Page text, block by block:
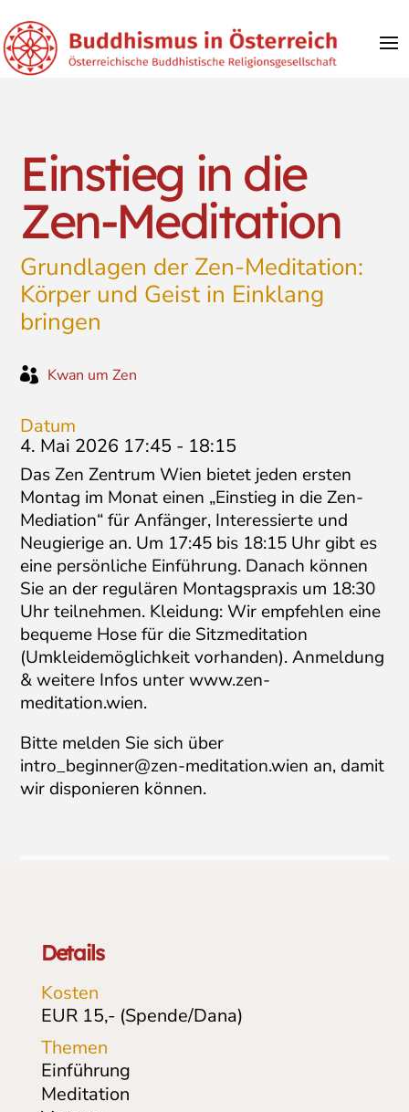
Einstieg in die
Zen-Meditation
Grundlagen der Zen-Meditation:
Körper und Geist in Einklang
bringen
 Kwan um Zen
Datum
4. Mai 2026 17:45 - 18:15
Das Zen Zentrum Wien bietet jeden ersten
Montag im Monat einen „Einstieg in die Zen-
Mediation“ für Anfänger, Interessierte und
Neugierige an. Um 17:45 bis 18:15 Uhr gibt es
eine persönliche Einführung. Danach können
Sie an der regulären Montagspraxis um 18:30
Uhr teilnehmen. Kleidung: Wir empfehlen eine
bequeme Hose für die Sitzmeditation
(Umkleidemöglichkeit vorhanden). Anmeldung
& weitere Infos unter www.zen-
meditation.wien.
Bitte melden Sie sich über
intro_beginner@zen-meditation.wien an, damit
wir disponieren können.
Details
Kosten
EUR 15,- (Spende/Dana)
Themen
Einführung
Meditation